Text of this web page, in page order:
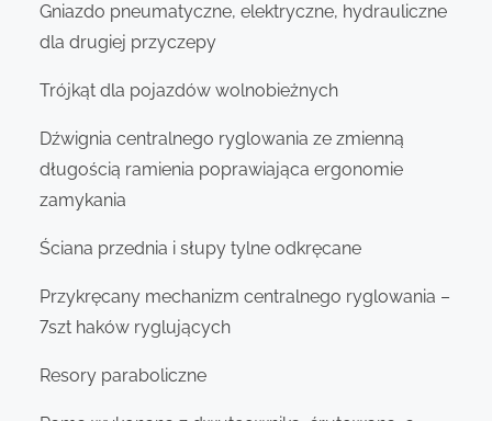
Gniazdo pneumatyczne, elektryczne, hydrauliczne
dla drugiej przyczepy
Trójkąt dla pojazdów wolnobieżnych
Dźwignia centralnego ryglowania ze zmienną
długością ramienia poprawiająca ergonomie
zamykania
Ściana przednia i słupy tylne odkręcane
Przykręcany mechanizm centralnego ryglowania –
7szt haków ryglujących
Resory paraboliczne